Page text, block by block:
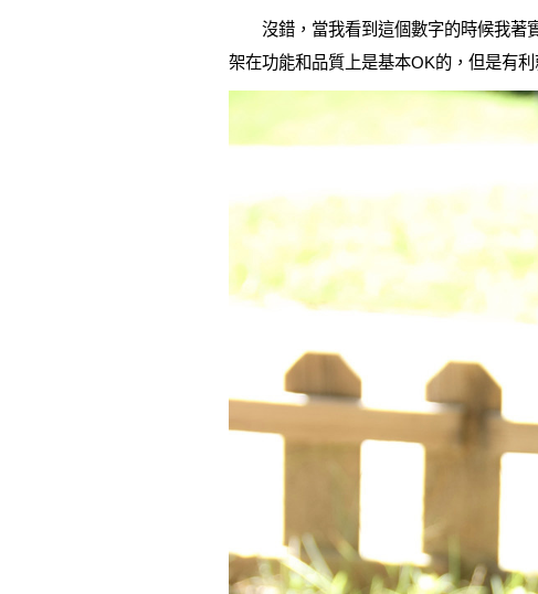
沒錯，當我看到這個數字的時候我著實
架在功能和品質上是基本OK的，但是有